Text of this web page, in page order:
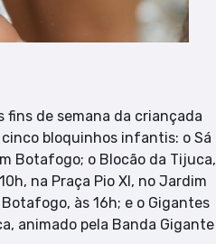
fins de semana da criançada
cinco bloquinhos infantis: o Sá
Botafogo; o Blocão da Tijuca,
na Praça Pio XI, no Jardim
às 16h; e o Gigantes
animado pela Banda Gigante